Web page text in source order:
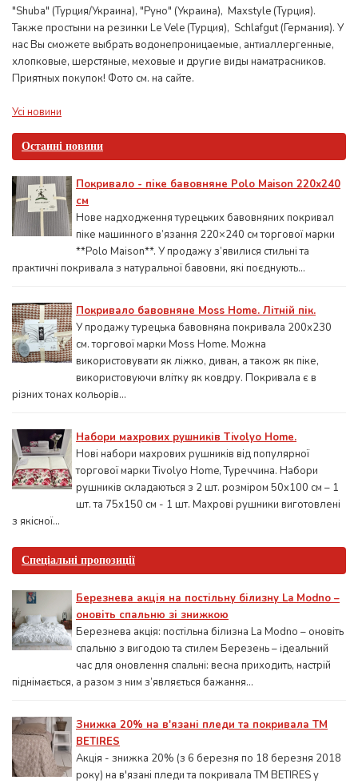
Останні новини
Покривало - піке бавовняне Polo Maison 220х240
см
Нове надходження турецьких бавовняних покривал
піке машинного в’язання 220×240 см торгової марки
**Polo Maison**. У продажу з’явилися стильні та
практичні покривала з натуральної бавовни, які поєднують...
Покривало бавовняне Moss Home. Літній пік.
У продажу турецька бавовняна покривала 200x230
см. торгової марки Moss Home. Можна
використовувати як ліжко, диван, а також як піке,
використовуючи влітку як ковдру. Покривала є в
різних тонах кольорів...
Набори махрових рушників Tivolyo Home.
Нові набори махрових рушників від популярної
торгової марки Tivolyo Home, Туреччина. Набори
рушників складаються з 2 шт. розміром 50x100 см – 1
шт. та 75х150 см - 1 шт. Махрові рушники виготовлені
з якісної...
Спеціальні пропозиції
Березнева акція на постільну білизну La Modno –
оновіть спальню зі знижкою
Березнева акція: постільна білизна La Modno – оновіть
спальню з вигодою та стилем Березень – ідеальний
час для оновлення спальні: весна приходить, настрій
піднімається, а разом з ним з’являється бажання...
Знижка 20% на в'язані пледи та покривала ТМ
BETIRES
Акція - знижка 20% (з 6 березня по 18 березня 2018
року) на в'язані пледи та покривала ТМ BETIRES у
"Shuba" (Турция/Украина), "Руно" (Украина), Maxstyle (Турция).
Также простыни на резинки Le Vele (Турция), Sсhlafgut (Германия). У
нас Вы сможете выбрать водонепроницаемые, антиаллергенные,
хлопковые, шерстяные, меховые и другие виды наматрасников.
Приятных покупок! Фото см. на сайте.
Усі новини